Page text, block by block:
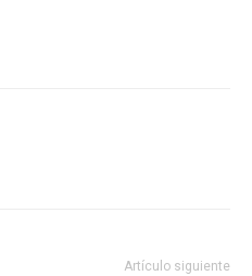
Artículo siguiente